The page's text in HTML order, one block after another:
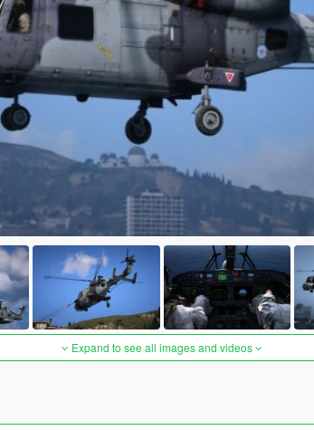
Expand to see all images and videos